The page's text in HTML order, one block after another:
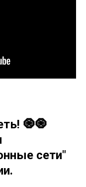
🧿🧿
сети"